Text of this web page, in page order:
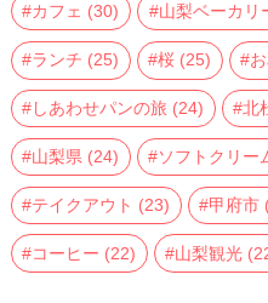
カフェ (30) 山梨ベーカリ
ランチ (25) 桜 (25)
しあわせパンの旅 (24) 北
山梨県 (24) ソフトクリー
テイクアウト (23) 甲府市
コーヒー (22) 山梨観光